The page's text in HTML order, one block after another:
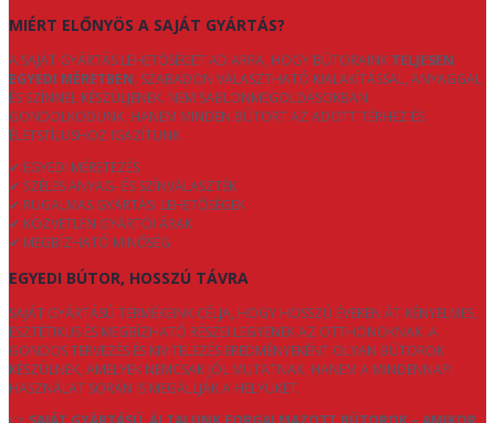
MIÉRT ELŐNYÖS A SAJÁT GYÁRTÁS?
A SAJÁT GYÁRTÁS LEHETŐSÉGET AD ARRA, HOGY BÚTORAINK TELJESEN
EGYEDI MÉRETBEN, SZABADON VÁLASZTHATÓ KIALAKÍTÁSSAL, ANYAGGAL
ÉS SZÍNNEL KÉSZÜLJENEK. NEM SABLONMEGOLDÁSOKBAN
GONDOLKODUNK, HANEM MINDEN BÚTORT AZ ADOTT TÉRHEZ ÉS
ÉLETSTÍLUSHOZ IGAZÍTUNK.
✔ EGYEDI MÉRETEZÉS
✔ SZÉLES ANYAG- ÉS SZÍNVÁLASZTÉK
✔ RUGALMAS GYÁRTÁSI LEHETŐSÉGEK
✔ KÖZVETLEN GYÁRTÓI ÁRAK
✔ MEGBÍZHATÓ MINŐSÉG
EGYEDI BÚTOR, HOSSZÚ TÁVRA
SAJÁT GYÁRTÁSÚ TERMÉKEINK CÉLJA, HOGY HOSSZÚ ÉVEKEN ÁT KÉNYELMES,
ESZTÉTIKUS ÉS MEGBÍZHATÓ RÉSZEI LEGYENEK AZ OTTHONOKNAK. A
GONDOS TERVEZÉS ÉS KIVITELEZÉS EREDMÉNYEKÉNT OLYAN BÚTOROK
KÉSZÜLNEK, AMELYEK NEMCSAK JÓL MUTATNAK, HANEM A MINDENNAPI
HASZNÁLAT SORÁN IS MEGÁLLJÁK A HELYÜKET.